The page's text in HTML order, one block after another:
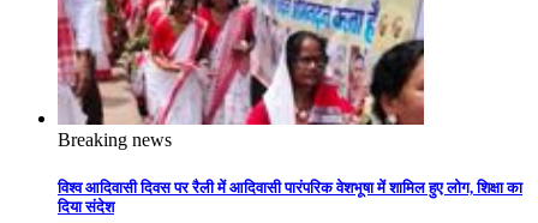
Breaking news
विश्व आदिवासी दिवस पर रैली में आदिवासी पारंपरिक वेशभूषा में शामिल हुए लोग, शिक्षा का
दिया संदेश